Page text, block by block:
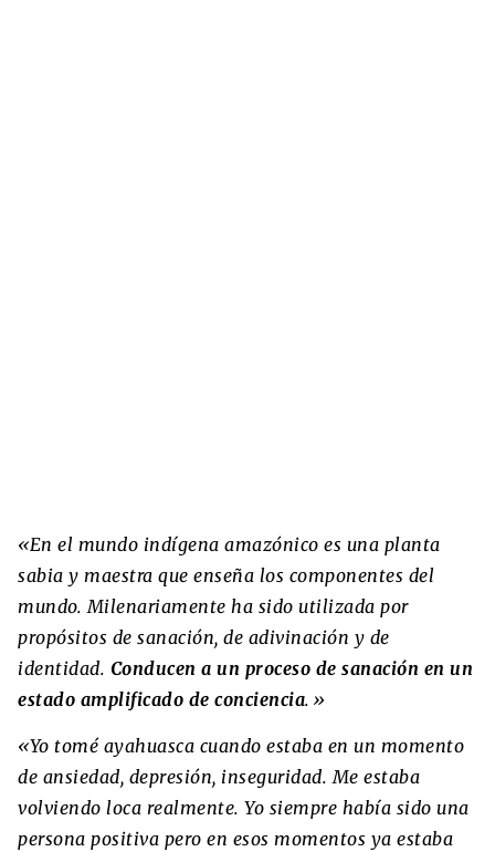
«En el mundo indígena amazónico es una planta
sabia y maestra que enseña los componentes del
mundo. Milenariamente ha sido utilizada por
propósitos de sanación, de adivinación y de
identidad. Conducen a un proceso de sanación en un
estado amplificado de conciencia.»
«Yo tomé ayahuasca cuando estaba en un momento
de ansiedad, depresión, inseguridad. Me estaba
volviendo loca realmente. Yo siempre había sido una
persona positiva pero en esos momentos ya estaba